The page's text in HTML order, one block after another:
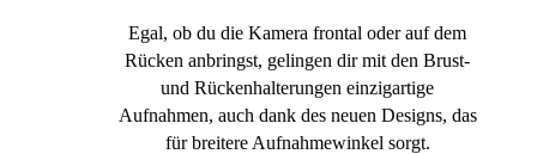
Egal, ob du die Kamera frontal oder auf dem
Rücken anbringst, gelingen dir mit den Brust-
und Rückenhalterungen einzigartige
Aufnahmen, auch dank des neuen Designs, das
für breitere Aufnahmewinkel sorgt.